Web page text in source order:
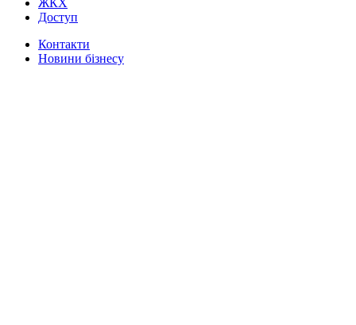
ЖКХ
Доступ
Контакти
Новини бізнесу